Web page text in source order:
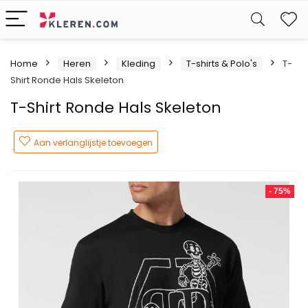
Home Heren Kleding T-shirts & Polo's
T-
Shirt Ronde Hals Skeleton
T-Shirt Ronde Hals Skeleton
Aan verlanglijstje toevoegen
- 75%